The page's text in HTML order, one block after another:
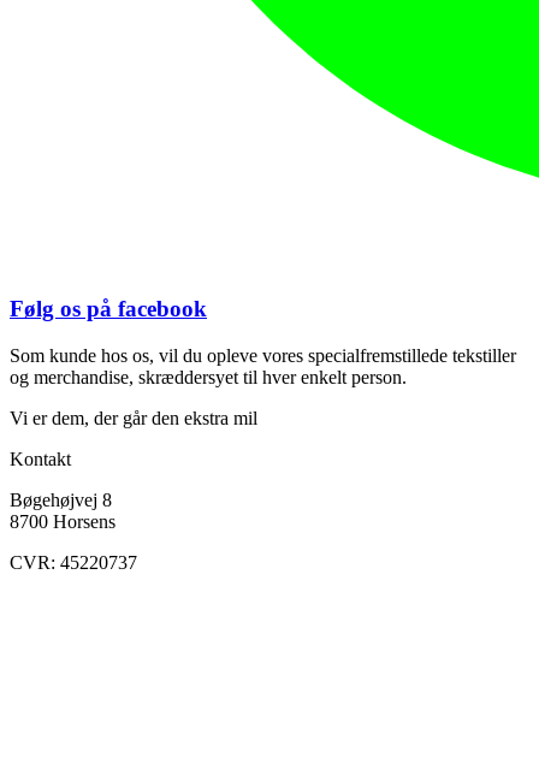
Følg os på facebook
Som kunde hos os, vil du opleve vores specialfremstillede tekstiller
og merchandise, skræddersyet til hver enkelt person.
Vi er dem, der går den ekstra mil
Kontakt
Bøgehøjvej 8
8700 Horsens
CVR: 45220737